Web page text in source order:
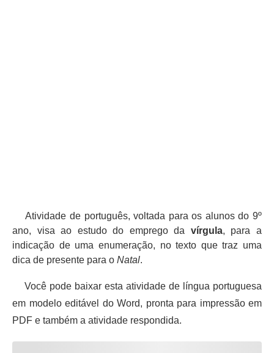
Atividade de português, voltada para os alunos do 9º
ano, visa ao estudo do emprego da vírgula, para a
indicação de uma enumeração, no texto que traz uma
dica de presente para o Natal.
Você pode baixar esta atividade de língua portuguesa
em modelo editável do Word, pronta para impressão em
PDF e também a atividade respondida.